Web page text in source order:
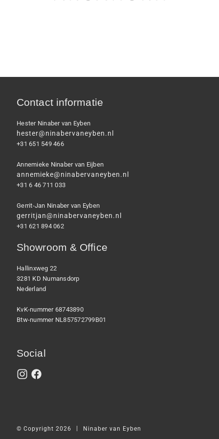
Contact informatie
Hester Ninaber van Eyben
hester@ninabervaneyben.nl
+31 651 549 466
Annemieke Ninaber van Eijben
annemieke@ninabervaneyben.nl
+31 6 46 711 033
Gerrit-Jan Ninaber van Eyben
gerritjan@ninabervaneyben.nl
+31 621 894 062
Showroom & Office
Hallinxweg 22
3281 KD Numansdorp
Nederland
KvK-nummer 68743890
Btw-nummer NL857572799B01
Social
© Copyright 2026 Ninaber van Eyben